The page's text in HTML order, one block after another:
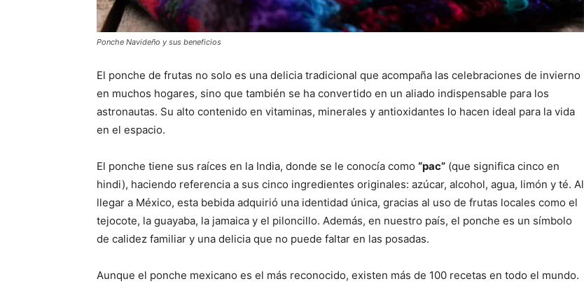
Ponche Navideño y sus beneficios
El ponche de frutas no solo es una delicia tradicional que acompaña las celebraciones de invierno
en muchos hogares, sino que también se ha convertido en un aliado indispensable para los
astronautas. Su alto contenido en vitaminas, minerales y antioxidantes lo hacen ideal para la vida
en el espacio.
El ponche tiene sus raíces en la India, donde se le conocía como “pac” (que significa cinco en
hindi), haciendo referencia a sus cinco ingredientes originales: azúcar, alcohol, agua, limón y té. Al
llegar a México, esta bebida adquirió una identidad única, gracias al uso de frutas locales como el
tejocote, la guayaba, la jamaica y el piloncillo. Además, en nuestro país, el ponche es un símbolo
de calidez familiar y una delicia que no puede faltar en las posadas.
Aunque el ponche mexicano es el más reconocido, existen más de 100 recetas en todo el mundo.